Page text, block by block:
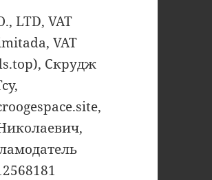
LTD, VAT
VAT
Скрудж